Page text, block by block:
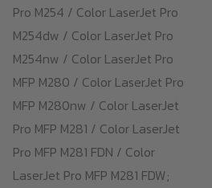
Pro M254 / Color LaserJet Pro
M254dw / Color LaserJet Pro
M254nw / Color LaserJet Pro
MFP M280 / Color LaserJet Pro
MFP M280nw / Color LaserJet
Pro MFP M281 / Color LaserJet
Pro MFP M281 FDN / Color
LaserJet Pro MFP M281 FDW;